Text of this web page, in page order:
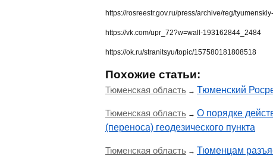
https://rosreestr.gov.ru/press/archive/reg/
https://vk.com/upr_72?w=wall-193162844_2484
https://ok.ru/stranitsyu/topic/157580181808518
Похожие статьи:
Тюменская область → Тюменский
Тюменская область → О порядке
(переноса) геодезического пункта
Тюменская область → Тюменцам